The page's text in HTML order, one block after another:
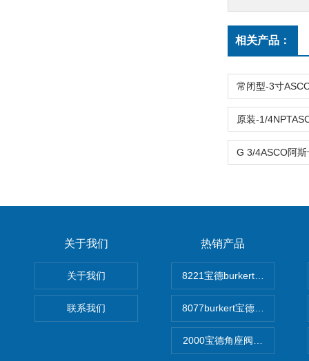
相关产品：
关于我们
关于我们
联系我们
热销产品
8221宝德burkert电导率探头
8077burkert宝德椭圆齿轮脉
2000宝德角座阀德国宝帝